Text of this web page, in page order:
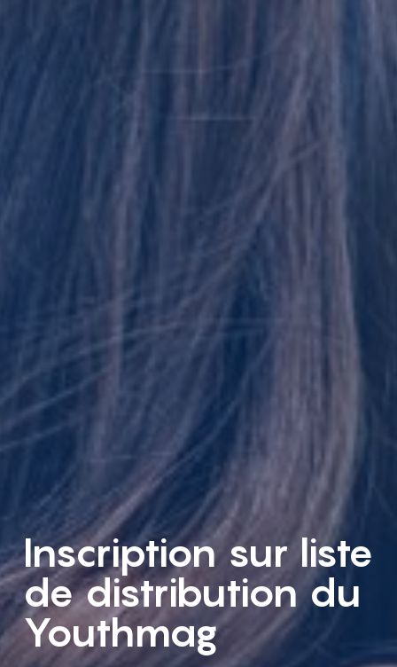
Inscription sur liste
de distribution du
Youthmag